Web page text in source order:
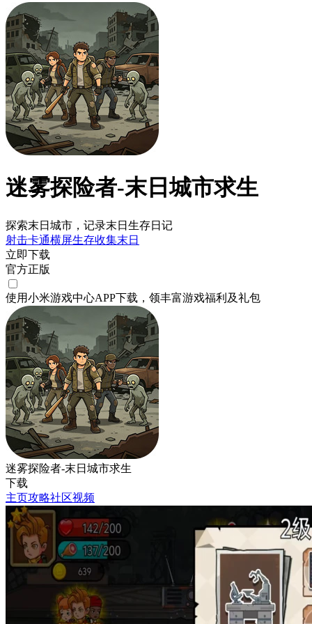
迷雾探险者-末日城市求生
探索末日城市，记录末日生存日记
射击卡通横屏生存收集末日
立即下载
官方正版
使用小米游戏中心APP下载 ，领丰富游戏福利 及礼包
迷雾探险者-末日城市求生
下载
主页攻略社区视频